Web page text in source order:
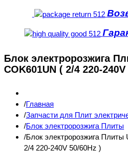
Блок электророзжига
COK601UN ( 2/4 220-
Главная
Запчасти для Плит
Блок электророзжига Плиты
Блок электророзжига Плиты
2/4 220-240V 50/60Hz )